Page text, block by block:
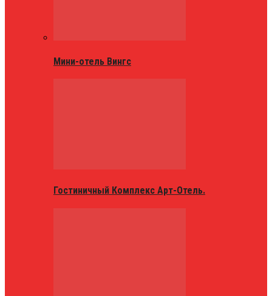
Мини-отель Вингс
Гостиничный Комплекс Арт-Отель.